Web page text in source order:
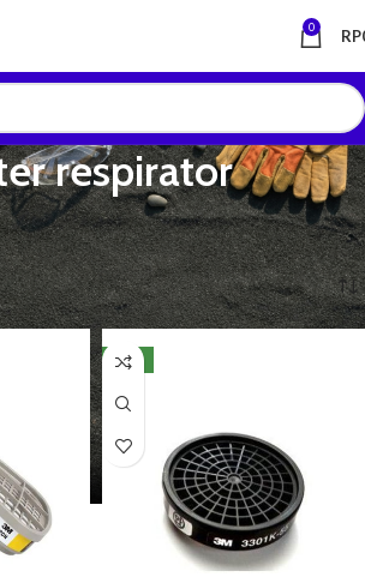
0 RP
respirator
tag “filter respirator”
hasil
NEW